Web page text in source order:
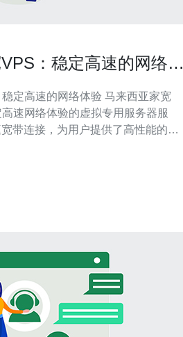
：稳定高速的网络体
的网络体验 马来西亚家宽
速网络体验的虚拟专用服务器服
带连接，为用户提供了高性能的网
络技术和设备，确保了网络的稳定